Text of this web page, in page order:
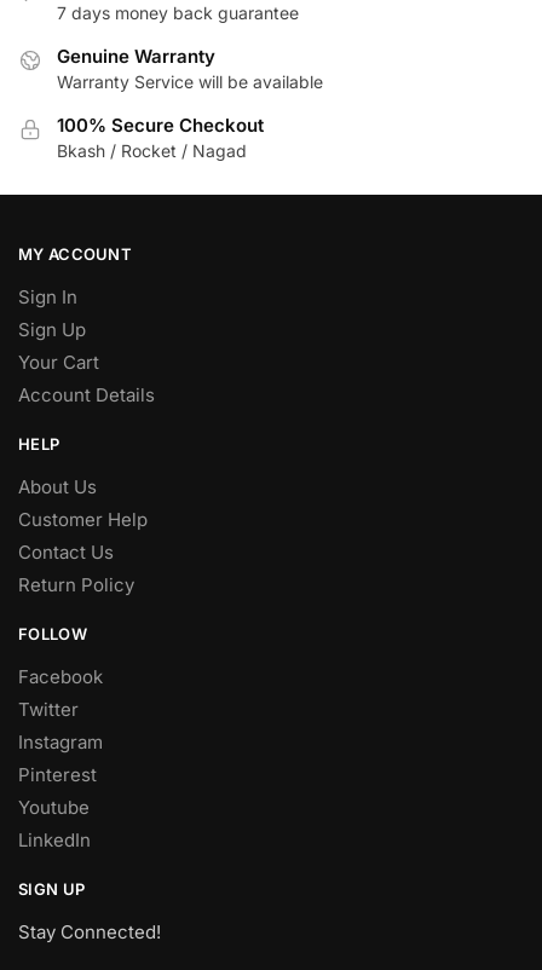
7 days money back guarantee
Genuine Warranty
Warranty Service will be available
100% Secure Checkout
Bkash / Rocket / Nagad
MY ACCOUNT
Sign In
Sign Up
Your Cart
Account Details
HELP
About Us
Customer Help
Contact Us
Return Policy
FOLLOW
Facebook
Twitter
Instagram
Pinterest
Youtube
LinkedIn
SIGN UP
Stay Connected!